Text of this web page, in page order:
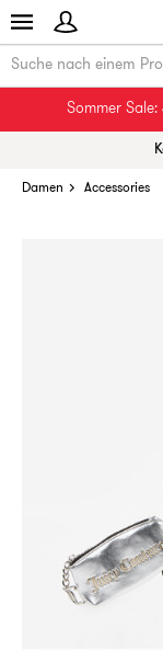
Sommer
Damen Accessories
Personen, die